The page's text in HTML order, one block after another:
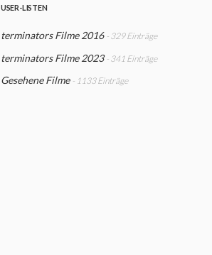
USER-LISTEN
terminators Filme 2016 - 329 Einträge
terminators Filme 2023 - 341 Einträge
Gesehene Filme - 1133 Einträge